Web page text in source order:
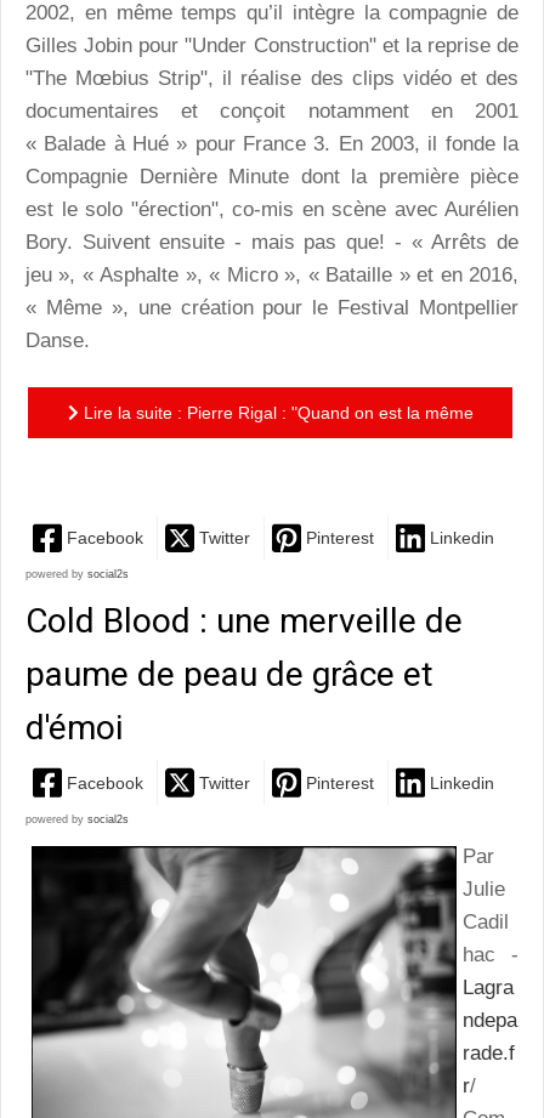
2002, en même temps qu’il intègre la compagnie de
Gilles Jobin pour "Under Construction" et la reprise de
"The Mœbius Strip", il réalise des clips vidéo et des
documentaires et conçoit notamment en 2001
« Balade à Hué » pour France 3. En 2003, il fonde la
Compagnie Dernière Minute dont la première pièce
est le solo "érection", co-mis en scène avec Aurélien
Bory. Suivent ensuite - mais pas que! - « Arrêts de
jeu », « Asphalte », « Micro », « Bataille » et en 2016,
« Même », une création pour le Festival Montpellier
Danse.
Lire la suite : Pierre Rigal : "Quand on est la même
Facebook Twitter Pinterest Linkedin
powered by social2s
Cold Blood : une merveille de
paume de peau de grâce et
d'émoi
Facebook Twitter Pinterest Linkedin
powered by social2s
Par
Julie
Cadil
hac -
Lagra
ndepa
rade.f
r/